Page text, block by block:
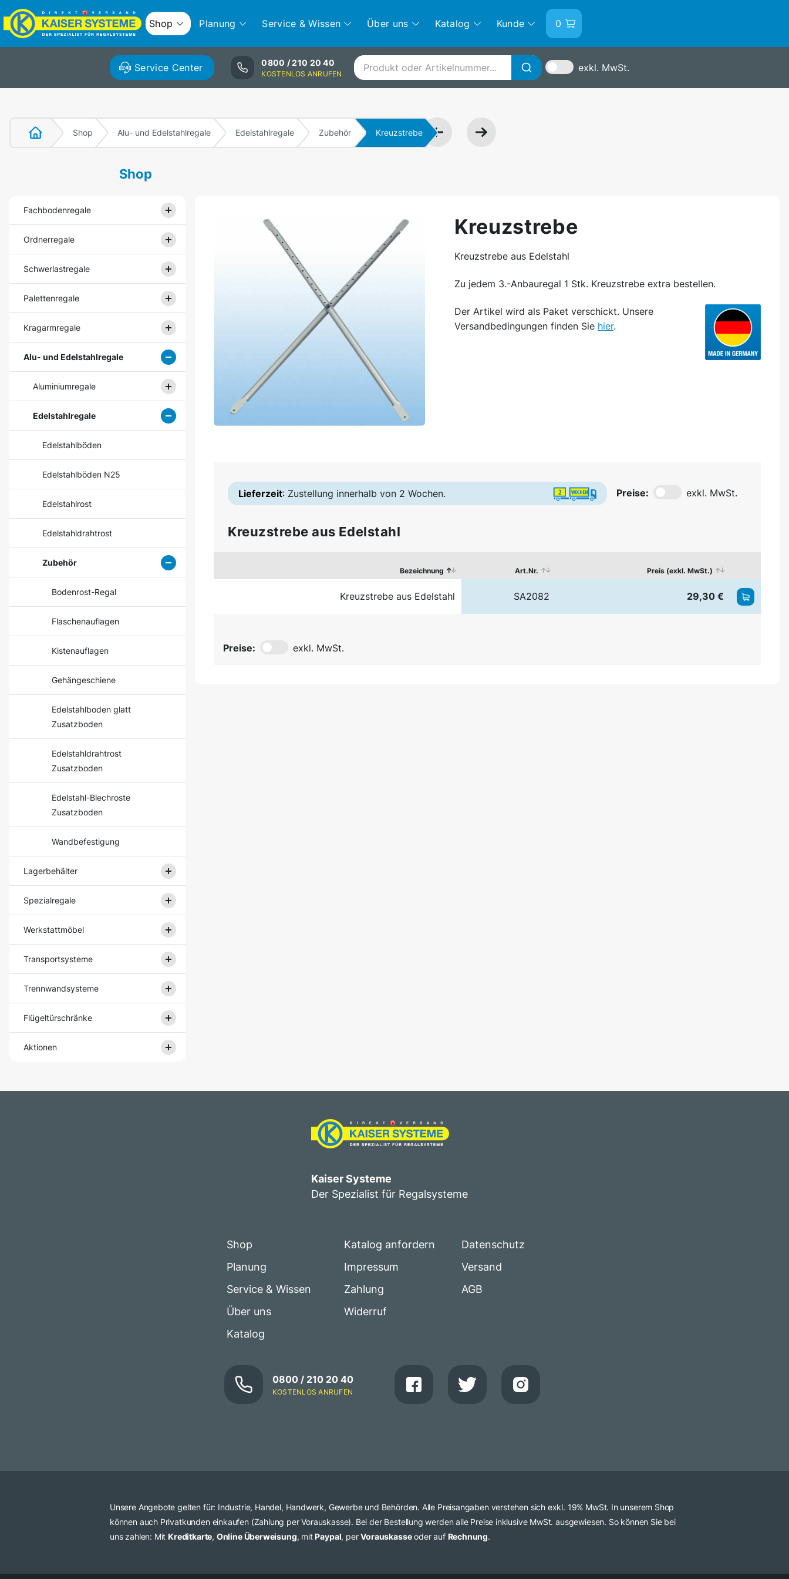
Shop Planung Service & Wissen Über uns Katalog Kunde
Anmelden
0
Service Center 0800 / 210 20 40
KOSTENLOS ANRUFEN
exkl. MwSt.
Shop Alu- und Edelstahlregale Edelstahlregale Zubehör Kreuzstrebe
Shop
Fachbodenregale
Ordnerregale
Schwerlastregale
Palettenregale
Kragarmregale
Alu- und Edelstahlregale
Aluminiumregale
Edelstahlregale
Edelstahlböden
Edelstahlböden N25
Edelstahlrost
Edelstahldrahtrost
Zubehör
Bodenrost-Regal
Flaschenauflagen
Kistenauflagen
Gehängeschiene
Edelstahlboden glatt
Zusatzboden
Edelstahldrahtrost
Zusatzboden
Edelstahl-Blechroste
Zusatzboden
Wandbefestigung
Lagerbehälter
Spezialregale
Werkstattmöbel
Transportsysteme
Trennwandsysteme
Flügeltürschränke
Aktionen
Kreuzstrebe
Kreuzstrebe aus Edelstahl
Zu jedem 3.-Anbauregal 1 Stk. Kreuzstrebe extra bestellen.
Der Artikel wird als Paket verschickt. Unsere
Versandbedingungen finden Sie hier.
Lieferzeit: Zustellung innerhalb von 2 Wochen. Preise: exkl. MwSt.
Kreuzstrebe aus Edelstahl
Bezeichnung Art.Nr. Preis (exkl. MwSt.)
Kreuzstrebe aus Edelstahl SA2082 29,30 €
Preise: exkl. MwSt.
Kaiser Systeme
Der Spezialist für Regalsysteme
Shop
Planung
Service & Wissen
Über uns
Katalog
Katalog anfordern
Impressum
Zahlung
Widerruf
Datenschutz
Versand
AGB
0800 / 210 20 40
KOSTENLOS ANRUFEN
Unsere Angebote gelten für: Industrie, Handel, Handwerk, Gewerbe und Behörden. Alle Preisangaben verstehen sich exkl. 19% MwSt. In unserem Shop
können auch Privatkunden einkaufen (Zahlung per Vorauskasse). Bei der Bestellung werden alle Preise inklusive MwSt. ausgewiesen. So können Sie bei
uns zahlen: Mit Kreditkarte, Online Überweisung, mit Paypal, perVorauskasseoder auf Rechnung.